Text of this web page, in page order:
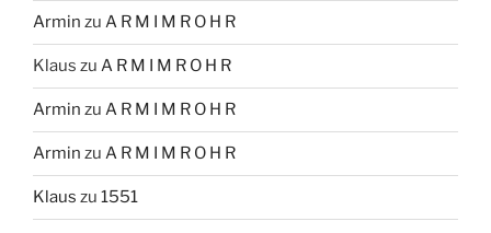
Armin zu A R M I M R O H R
Klaus zu A R M I M R O H R
Armin zu A R M I M R O H R
Armin zu A R M I M R O H R
Klaus zu 1551